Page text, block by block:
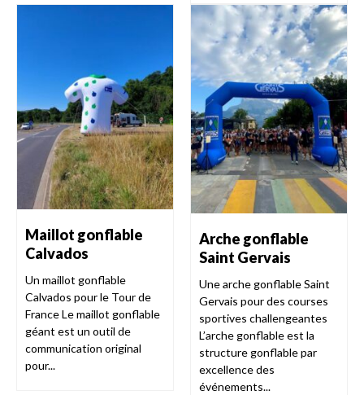
Maillot gonflable
Calvados
Un maillot gonflable
Calvados pour le Tour de
France Le maillot gonflable
géant est un outil de
communication original
pour...
Arche gonflable
Saint Gervais
Une arche gonflable Saint
Gervais pour des courses
sportives challengeantes
L’arche gonflable est la
structure gonflable par
excellence des
événements...